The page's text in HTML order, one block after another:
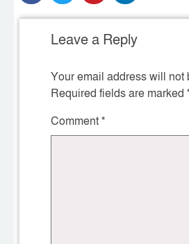
Leave a Reply
Your email address will not
Required fields are marked
Comment*